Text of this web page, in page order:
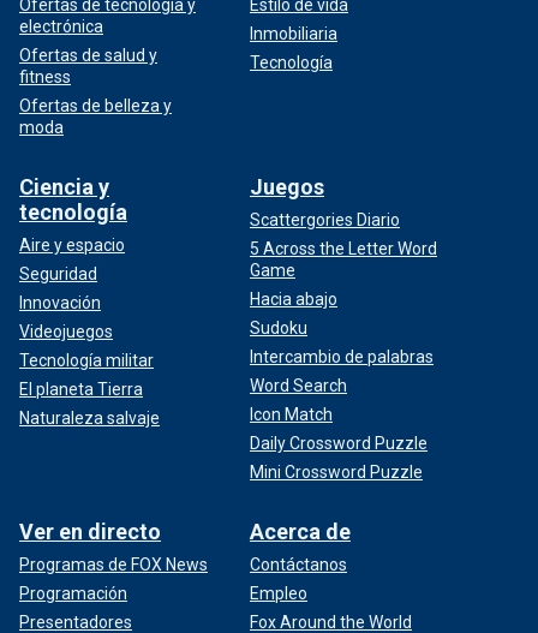
Ofertas de tecnología y
electrónica
Ofertas de salud y
fitness
Ofertas de belleza y
moda
Estilo de vida
Inmobiliaria
Tecnología
Ciencia y
tecnología
Aire y espacio
Seguridad
Innovación
Videojuegos
Tecnología militar
El planeta Tierra
Naturaleza salvaje
Juegos
Scattergories Diario
5 Across the Letter Word
Game
Hacia abajo
Sudoku
Intercambio de palabras
Word Search
Icon Match
Daily Crossword Puzzle
Mini Crossword Puzzle
Ver en directo
Programas de FOX News
Programación
Presentadores
Acerca de
Contáctanos
Empleo
Fox Around the World